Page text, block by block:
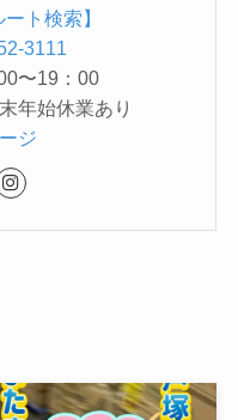
ト検索】
3111
〜19：00
年始休業あり
ジ